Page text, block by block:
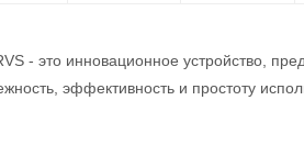
- это инновационное устройство,
эффективность и простоту